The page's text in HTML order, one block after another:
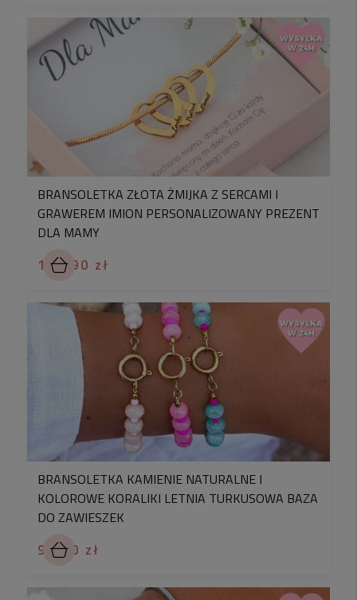
BRANSOLETKA ZŁOTA ŻMIJKA Z SERCAMI I
GRAWEREM IMION PERSONALIZOWANY PREZENT
DLA MAMY
139,90 zł
BRANSOLETKA KAMIENIE NATURALNE I
KOLOROWE KORALIKI LETNIA TURKUSOWA BAZA
DO ZAWIESZEK
99,90 zł